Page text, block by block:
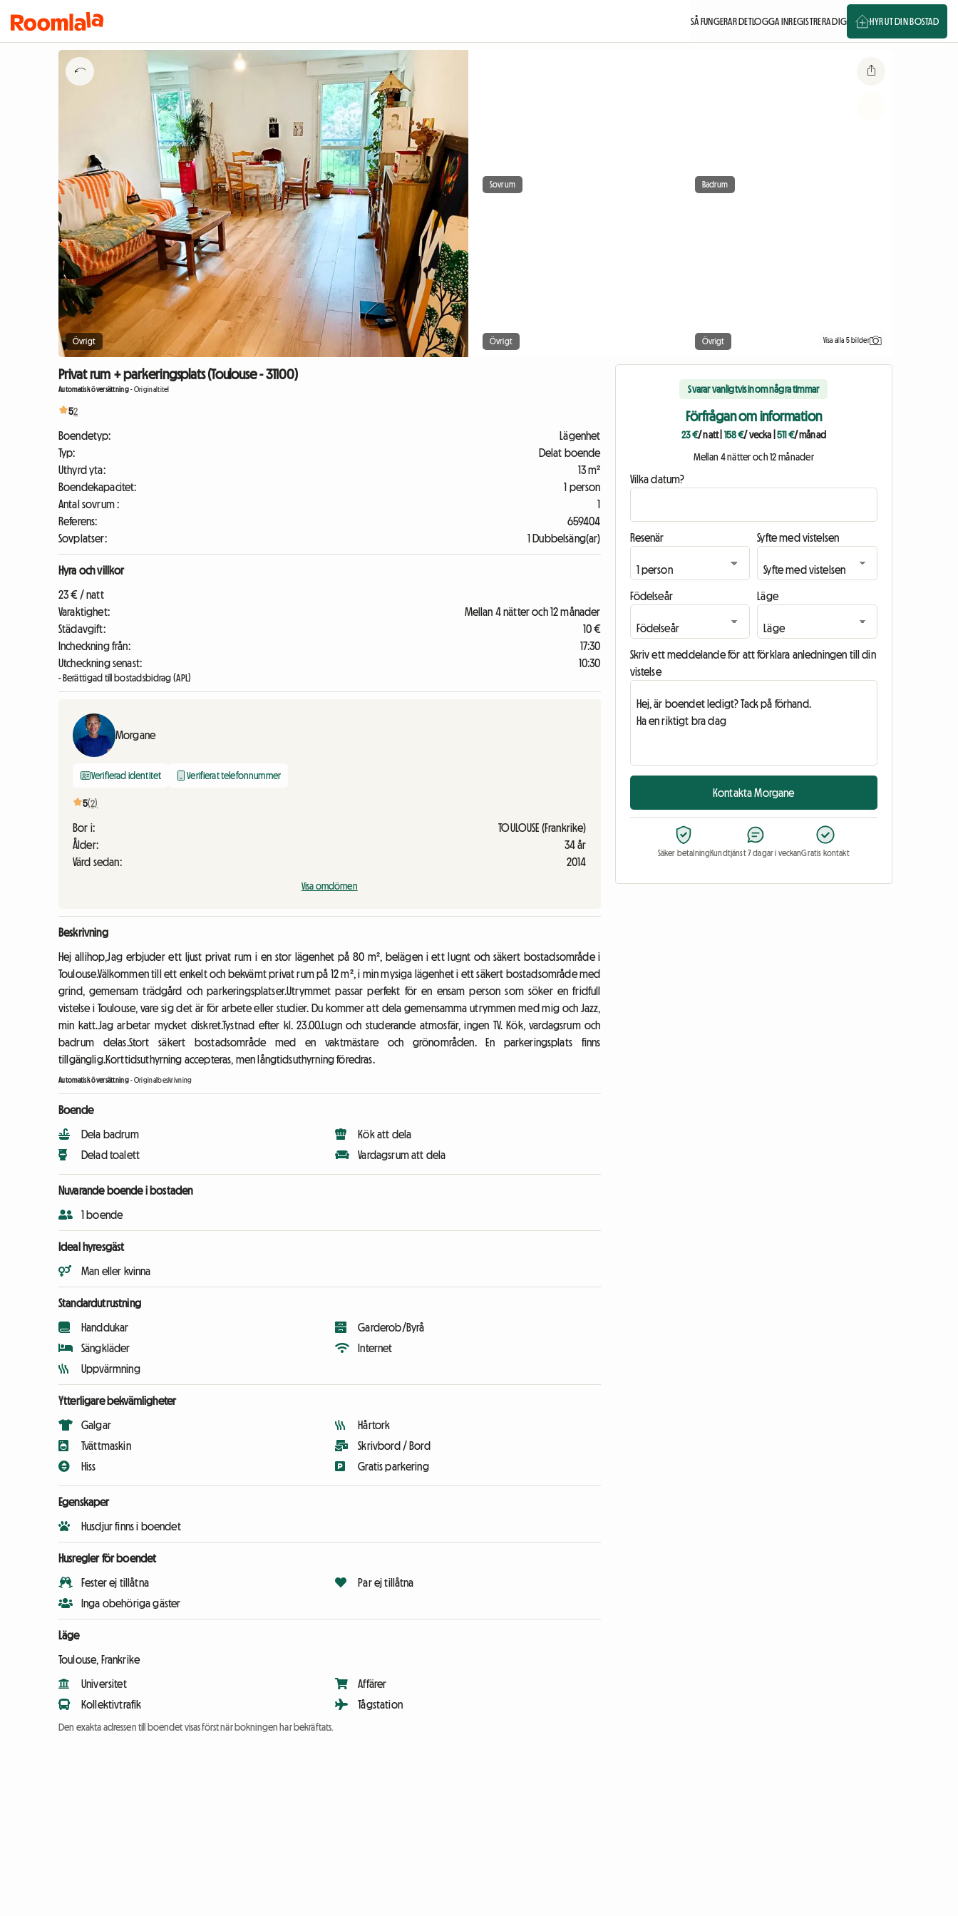
SÅ FUNGERAR DETLOGGA INREGISTRERA DIG HYR UT DIN BOSTAD
Övrigt
Sovrum Badrum
Övrigt Övrigt Visa alla 5 bilder
Privat rum + parkeringsplats (Toulouse - 31100)
Automatisk översättning-Originaltitel
52
Boendetyp:
Lägenhet
Typ:
Delat boende
Uthyrd yta:
13 m²
Boendekapacitet:
1 person
Antal sovrum :
1
Referens:
659404
Sovplatser:
1 Dubbelsäng(ar)
Hyra och villkor
23 € / natt
Varaktighet:
Mellan 4 nätter och 12 månader
Städavgift:
10 €
Incheckning från:
17:30
Utcheckning senast:
10:30
- Berättigad till bostadsbidrag (APL)
Morgane
Verifierad identitet Verifierat telefonnummer
5(2)
Bor i:
TOULOUSE (Frankrike)
Ålder:
34 år
Värd sedan:
2014
Visa omdömen
Beskrivning
Hej allihop,Jag erbjuder ett ljust privat rum i en stor lägenhet på 80 m², belägen i ett lugnt och säkert bostadsområde i
Toulouse.Välkommen till ett enkelt och bekvämt privat rum på 12 m², i min mysiga lägenhet i ett säkert bostadsområde med
grind, gemensam trädgård och parkeringsplatser.Utrymmet passar perfekt för en ensam person som söker en fridfull
vistelse i Toulouse, vare sig det är för arbete eller studier. Du kommer att dela gemensamma utrymmen med mig och Jazz,
min katt.Jag arbetar mycket diskret.Tystnad efter kl. 23.00.Lugn och studerande atmosfär, ingen TV. Kök, vardagsrum och
badrum delas.Stort säkert bostadsområde med en vaktmästare och grönområden. En parkeringsplats finns
tillgänglig.Korttidsuthyrning accepteras, men långtidsuthyrning föredras.
Automatisk översättning-Originalbeskrivning
Boende
Dela badrum
Delad toalett
Kök att dela
Vardagsrum att dela
Nuvarande boende i bostaden
1 boende
Ideal hyresgäst
Man eller kvinna
Standardutrustning
Handdukar
Sängkläder
Uppvärmning
Garderob/Byrå
Internet
Ytterligare bekvämligheter
Galgar
Tvättmaskin
Hiss
Hårtork
Skrivbord / Bord
Gratis parkering
Egenskaper
Husdjur finns i boendet
Husregler för boendet
Fester ej tillåtna
Inga obehöriga gäster
Par ej tillåtna
Läge
Toulouse, Frankrike
Universitet
Kollektivtrafik
Affärer
Tågstation
Den exakta adressen till boendet visas först när bokningen har bekräftats.
Svarar vanligtvis inom några timmar
Förfrågan om information
23 €/ natt| 158 €/ vecka |511 €/ månad
Mellan 4 nätter och 12 månader
Vilka datum?
Resenär Syfte med vistelsen
Födelseår Läge
Skriv ett meddelande för att förklara anledningen till din
vistelse
Kontakta Morgane
Säker betalningKundtjänst 7 dagar i veckanGratis kontakt